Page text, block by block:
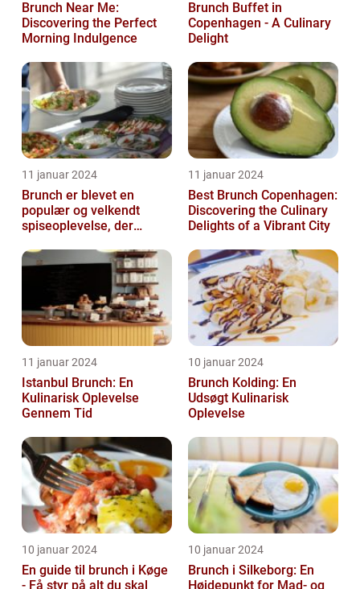
Brunch Near Me:
Discovering the Perfect
Morning Indulgence
Brunch Buffet in
Copenhagen - A Culinary
Delight
11 januar 2024
Brunch er blevet en
populær og velkendt
spiseoplevelse, der
drikkeelskere run...
11 januar 2024
Best Brunch Copenhagen:
Discovering the Culinary
Delights of a Vibrant City
11 januar 2024
Istanbul Brunch: En
Kulinarisk Oplevelse
Gennem Tid
10 januar 2024
Brunch Kolding: En
Udsøgt Kulinarisk
Oplevelse
10 januar 2024
En guide til brunch i Køge
- Få styr på alt du skal
10 januar 2024
Brunch i Silkeborg: En
Højdepunkt for Mad- og